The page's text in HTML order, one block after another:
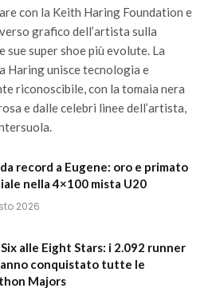
con la Keith Haring Foundation e
grafico dell’artista sulla
sue super shoe più evolute. La
Haring unisce tecnologia e
riconoscibile, con la tomaia nera
e dalle celebri linee dell’artista,
record a Eugene: oro e primato
nella 4×100 mista U20
2026
alle Eight Stars: i 2.092 runner
conquistato tutte le
Majors